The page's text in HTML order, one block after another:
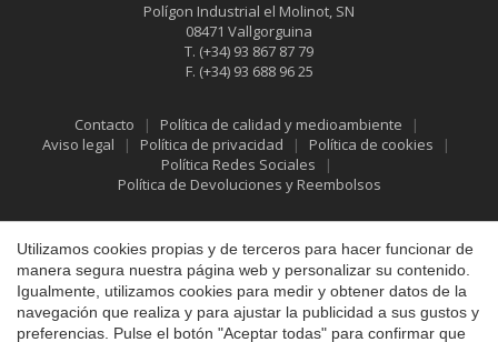
Polígon Industrial el Molinot, SN
08471 Vallgorguina
T. (+34) 93 867 87 79
F. (+34) 93 688 96 25
Contacto
Política de calidad y medioambiente
Aviso legal
Política de privacidad
Política de cookies
Política Redes Sociales
Política de Devoluciones y Reembolsos
Utilizamos cookies propias y de terceros para hacer funcionar de
manera segura nuestra página web y personalizar su contenido.
Igualmente, utilizamos cookies para medir y obtener datos de la
navegación que realiza y para ajustar la publicidad a sus gustos y
preferencias. Pulse el botón "Aceptar todas" para confirmar que